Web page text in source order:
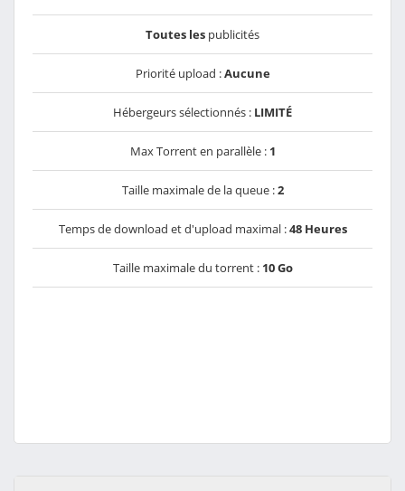
Toutes les publicités
Priorité upload :Aucune
Hébergeurs sélectionnés : LIMITÉ
Max Torrent en parallèle : 1
Taille maximale de la queue :2
Temps de download et d'upload maximal :48 Heures
Taille maximale du torrent : 10 Go